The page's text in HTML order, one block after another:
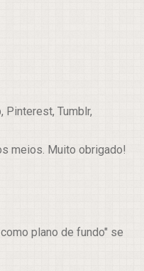
Tumblr,
meios. Muito obrigado!
plano de fundo" se